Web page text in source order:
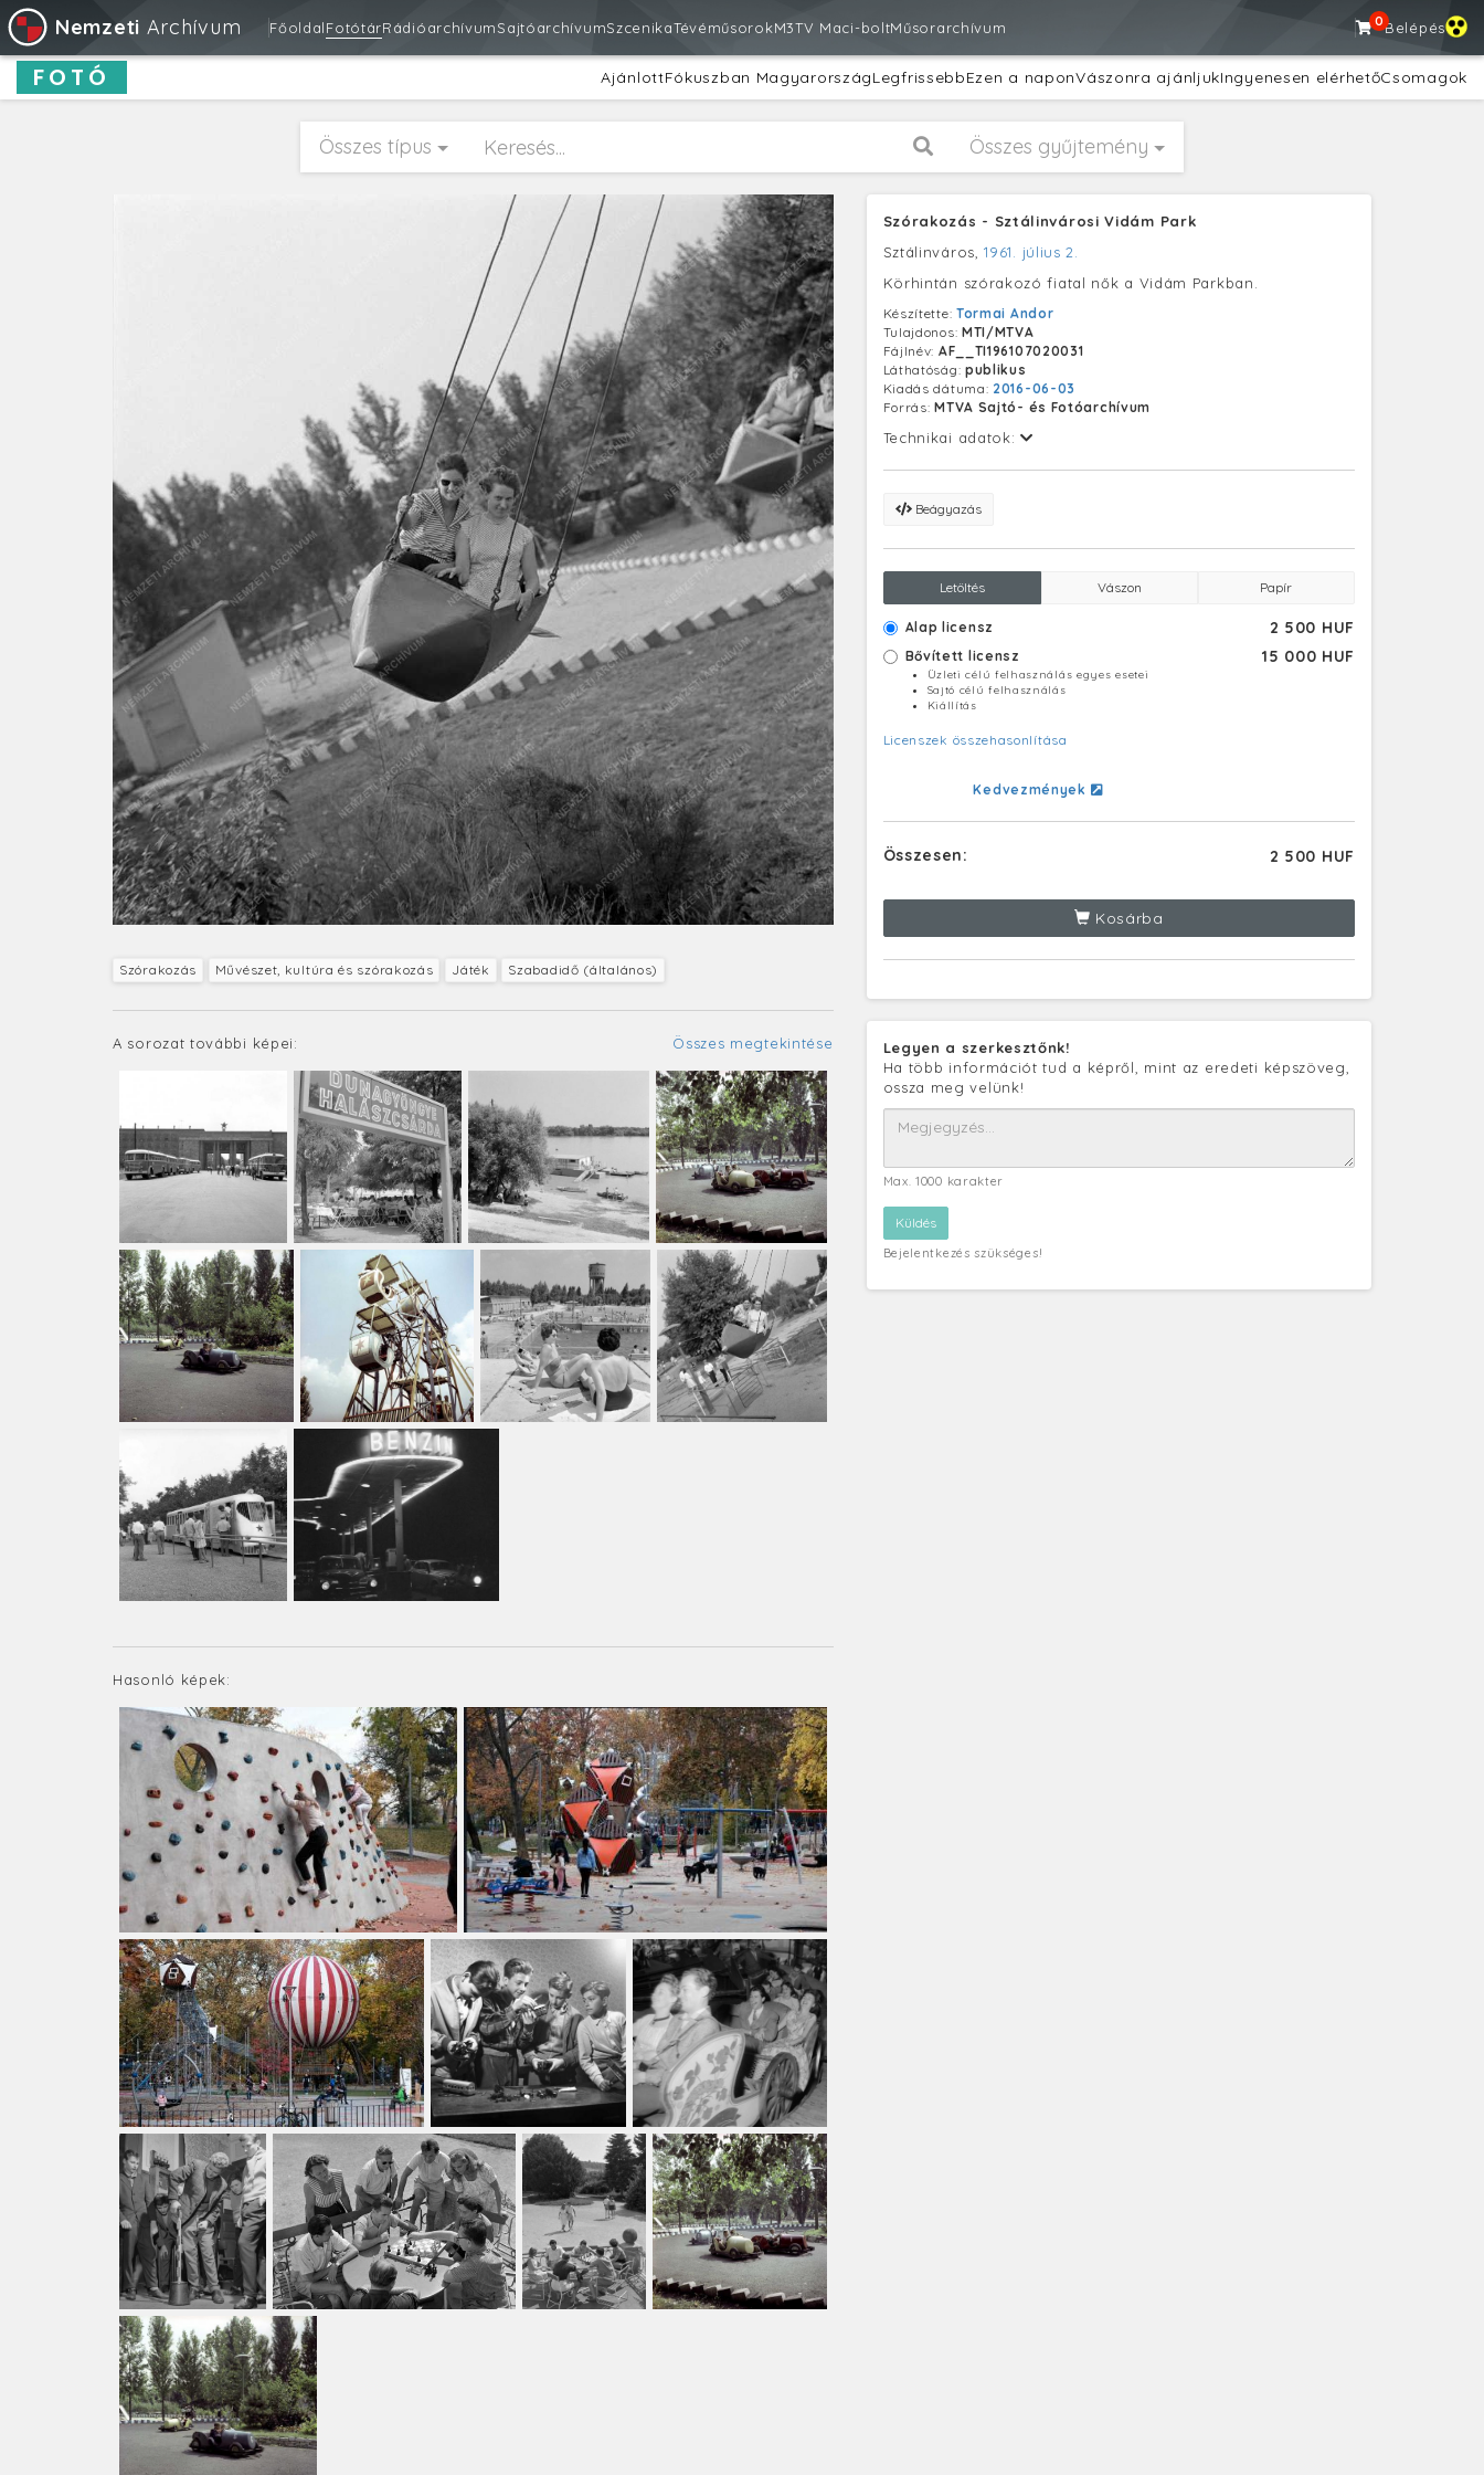
Nemzeti Archívum FőoldalFotótárRádióarchívumSajtóarchívumSzcenikaTévéműsorokM3TV Maci-boltMűsorarchívum 0Belépés
FOTÓ AjánlottFókuszban MagyarországLegfrissebbEzen a naponVászonra ajánljukIngyenesen elérhetőCsomagok
Összes típus Összes gyűjtemény
Szórakozás Művészet, kultúra és szórakozás Játék Szabadidő (általános)
A sorozat további képei: Összes megtekintése
Hasonló képek:
Szórakozás - Sztálinvárosi Vidám Park
Sztálinváros,1961. július 2.
Körhintán szórakozó fiatal nők a Vidám Parkban.
Készítette: Tormai Andor
Tulajdonos: MTI/MTVA
Fájlnév: AF__TI196107020031
Láthatóság: publikus
Kiadás dátuma: 2016-06-03
Forrás:MTVA Sajtó- és Fotóarchívum
Technikai adatok:
Beágyazás
Letöltés Vászon Papír
Alap licensz 2 500 HUF
Bővített licensz 15 000 HUF
Üzleti célú felhasználás egyes esetei
Sajtó célú felhasználás
Kiállítás
Licenszek összehasonlítása
Kedvezmények
Összesen: 2 500 HUF
Kosárba
Legyen a szerkesztőnk!
Ha több információt tud a képről, mint az eredeti képszöveg,
ossza meg velünk!
Max. 1000 karakter
Bejelentkezés szükséges!